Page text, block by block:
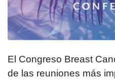
El Congreso Breast
de las reuniones más